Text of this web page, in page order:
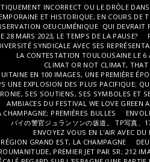
INCORRECT OU LE DRÔLE
ET HISTORIQUE; EN COURS DE
OEUCUMÉNIQUE QUI DEVRAIT
28 MARS 2023, LE TEMPS DE LA PAUSE?
SYNDICALE AVEC SES
LA CONTESTATION TOULOUSAINE LE
CLIMAT OR NOT CLIMAT,
EN 100 IMAGES, UNE PREMIÈRE
UNE EXPLOSION DES PLUS PACIFIQUE;
SES SOUTIENS, SES SYMBOLES ET
AMBIACES DU FESTIVAL WE LOVE GREEN
CHAMPAGNE; PREMIÈRES BULLES
バイの警官ジュランソンの坂道。 TP写真、
ENVOYEZ VOUS EN L'AIR AVEC
GRAND EST, LA CHAMPAGNE
PREMIER JET PAR SR; 212